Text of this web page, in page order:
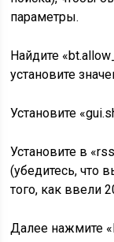
параметры.
Найдите
установите
Установите
Установите в
(убедитесь, что
того, как ввели
Далее нажмите